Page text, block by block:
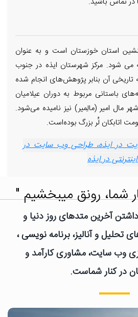
استان خوزستان است و به عنوان
می شود. مرکز شهرستان ایذه در جنوب
تاریخی آن بنابر پژوهش‌های انجام شده
باستانی مربوط به دوران عیلامیان
مال امیر (مالِمیر) نیز نامیده می‌شود.
اتابکان لُر بزرگ بوده‌است.
در ایذه، طراحی وب سایت در
در ایذه
شما، رونق میبخشیم "
آخرین متدهای روز دنیا و
تحلیل و آنالیز، برنامه نویسی ،
وب سایت، مشاوری کارآمد و
در کنار شماست.